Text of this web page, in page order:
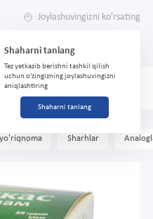
Joylashuvingizni ko'rsating
Shaharni tanlang
Tez yetkazib berishni tashkil qilish
uchun o'zingizning joylashuvingizni
aniqlashtiring
Shaharni tanlang
Sharhlar